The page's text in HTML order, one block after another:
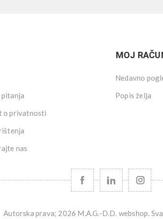
pitanja
o privatnosti
nas
MOJ
Nedavno
Popis želja
Autorska prava; 2026 M.A.G.-D.D. webshop.